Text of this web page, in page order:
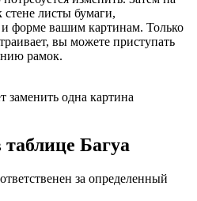
листы бумаги,
форме вашим картинам. Только
вы можете приступать
рамок.
одна картина
Багуа
за определенный